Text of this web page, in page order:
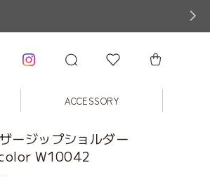
ACCESSORY
ージップショルダー
W10042